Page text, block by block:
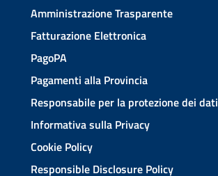
Amministrazione Trasparente
Fatturazione Elettronica
PagoPA
Pagamenti alla Provincia
Responsabile per la protezione dei dati
Informativa sulla Privacy
Cookie Policy
Responsible Disclosure Policy